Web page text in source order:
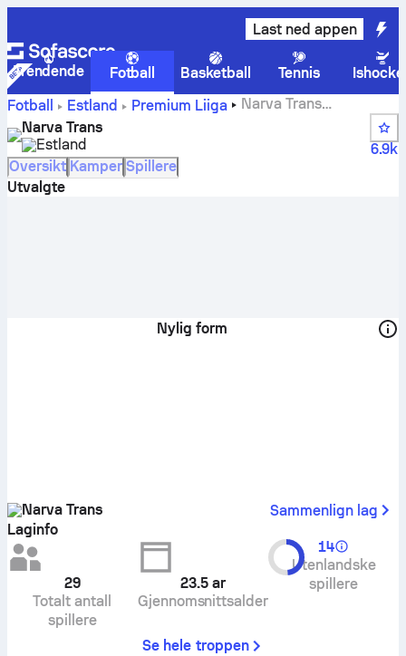
Last ned appen
Trendende Fotball Basketball Tennis
Fotball
Estland Premium Liiga
Narva Trans
poengstillinger, kamper, plasseringer og spillerstatistikk
Narva Trans
Estland
6.9k
Oversikt Kamper Spillere
Utvalgte
Nylig form
Narva Trans
Sammenlign lag
Laginfo
29
Totalt antall
spillere
23.5 ar
Gjennomsnittsalder
14
Utenlandske
spillere
Se hele troppen